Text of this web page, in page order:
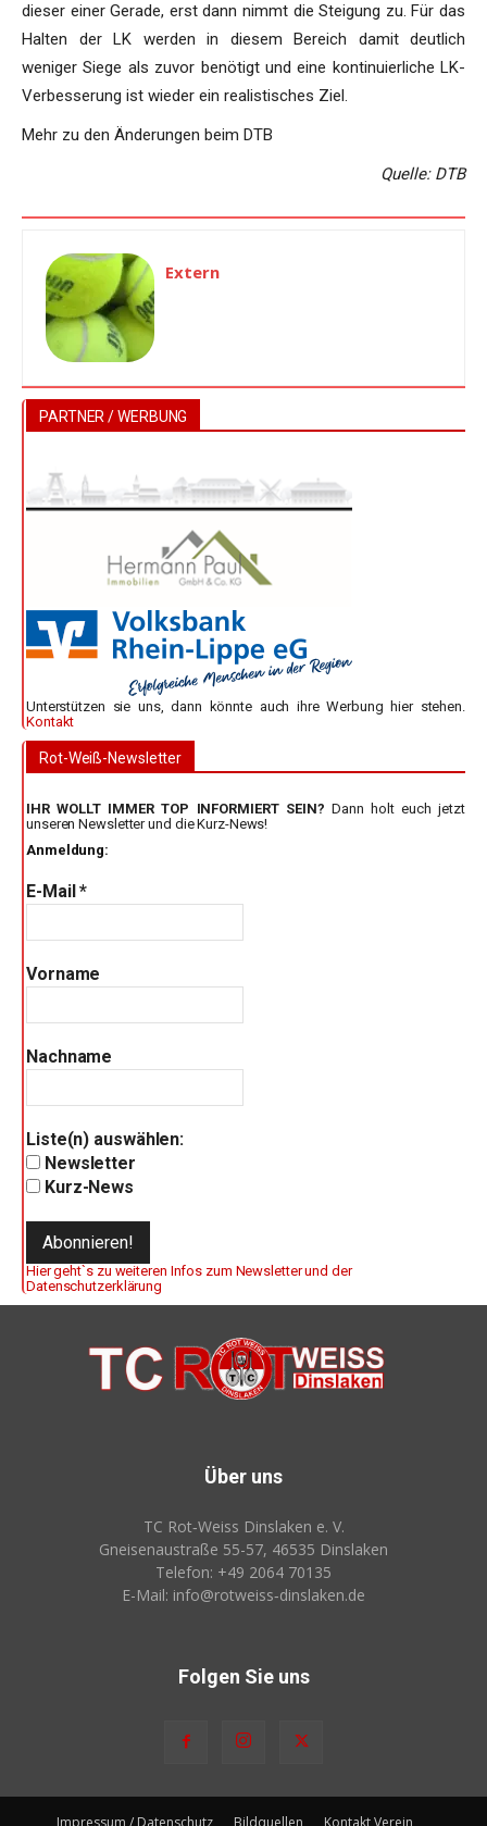
dieser einer Gerade, erst dann nimmt die Steigung zu. Für das
Halten der LK werden in diesem Bereich damit deutlich
weniger Siege als zuvor benötigt und eine kontinuierliche LK-
Verbesserung ist wieder ein realistisches Ziel.
Mehr zu den Änderungen beim DTB
Quelle: DTB
Extern
PARTNER / WERBUNG
Unterstützen sie uns, dann könnte auch ihre Werbung hier stehen.
Kontakt
Rot-Weiß-Newsletter
IHR WOLLT IMMER TOP INFORMIERT SEIN? Dann holt euch jetzt
unseren Newsletter und die Kurz-News!
Anmeldung:
E-Mail*
Vorname
Nachname
Liste(n) auswählen:
Newsletter
Kurz-News
Hier geht`s zu weiteren Infos zum Newsletter und der
Datenschutzerklärung
Über uns
TC Rot‑Weiss Dinslaken e. V.
Gneisenaustraße 55-57, 46535 Dinslaken
Telefon: +49 2064 70135
E-Mail: info@rotweiss‑dinslaken.de
Folgen Sie uns
Impressum / Datenschutz Bildquellen Kontakt Verein